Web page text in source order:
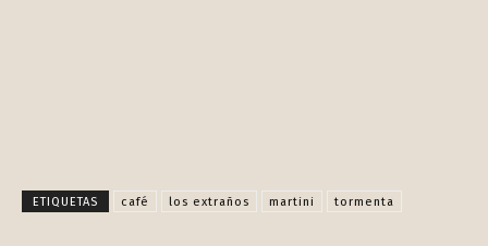
ETIQUETAS café los extraños martini tormenta